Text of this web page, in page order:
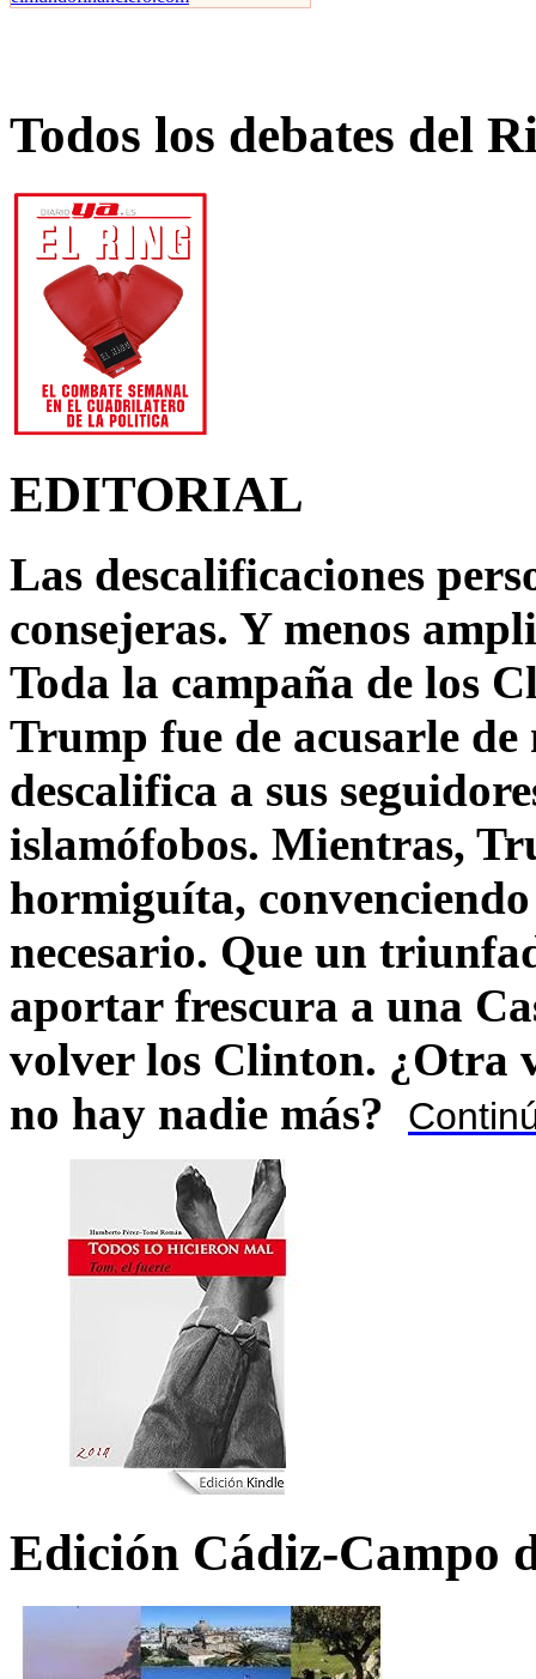
Todos los debates del
EDITORIAL
Las descalificaciones
consejeras. Y menos
Toda la campaña de los
Trump fue de acusarle
descalifica a sus
islamófobos. Mientras,
hormiguíta,
necesario. Que un
aportar frescura a una
volver los Clinton. ¿Otra
no hay nadie más?
Edición Cádiz-Campo